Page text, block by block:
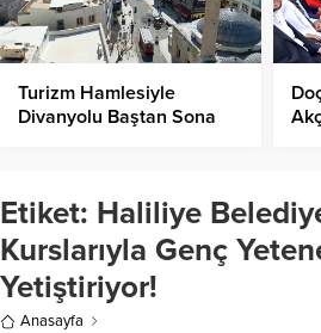
Turizm Hamlesiyle
Divanyolu Baştan Sona
Etiket: Haliliye
Kurslarıyla Genç
Yetiştiriyor!
Anasayfa